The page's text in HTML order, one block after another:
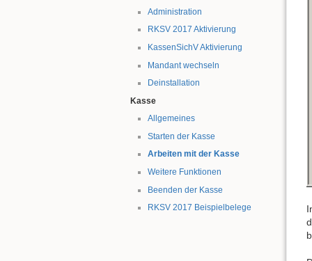
Administration
RKSV 2017 Aktivierung
KassenSichV Aktivierung
Mandant wechseln
Deinstallation
Kasse
Allgemeines
Starten der Kasse
Arbeiten mit der Kasse
Weitere Funktionen
Beenden der Kasse
RKSV 2017 Beispielbelege